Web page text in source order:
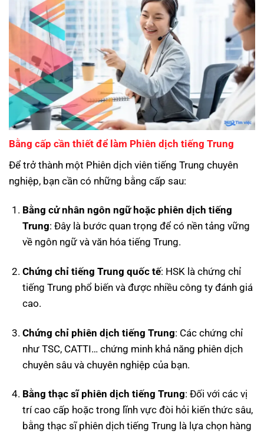
Bằng cấp cần thiết để làm Phiên dịch tiếng Trung
Để trở thành một Phiên dịch viên tiếng Trung chuyên
nghiệp, bạn cần có những bằng cấp sau:
Bằng cử nhân ngôn ngữ hoặc phiên dịch tiếng
Trung: Đây là bước quan trọng để có nền tảng vững
về ngôn ngữ và văn hóa tiếng Trung.
Chứng chỉ tiếng Trung quốc tế: HSK là chứng chỉ
tiếng Trung phổ biến và được nhiều công ty đánh giá
cao.
Chứng chỉ phiên dịch tiếng Trung: Các chứng chỉ
như TSC, CATTI… chứng minh khả năng phiên dịch
chuyên sâu và chuyên nghiệp của bạn.
Bằng thạc sĩ phiên dịch tiếng Trung: Đối với các vị
trí cao cấp hoặc trong lĩnh vực đòi hỏi kiến thức sâu,
bằng thạc sĩ phiên dịch tiếng Trung là lựa chọn hàng